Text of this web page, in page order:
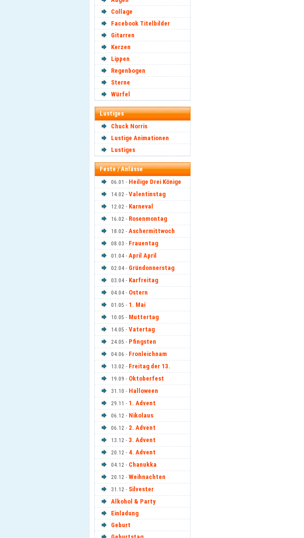
Collage
Facebook Titelbilder
Gitarren
Kerzen
Lippen
Regenbogen
Sterne
Würfel
Lustiges
Chuck Norris
Lustige Animationen
Lustiges
Feste / Anlässe
06.01 - Heilige Drei Könige
14.02 - Valentinstag
12.02 - Karneval
16.02 - Rosenmontag
18.02 - Aschermittwoch
08.03 - Frauentag
01.04 - April April
02.04 - Gründonnerstag
03.04 - Karfreitag
04.04 - Ostern
01.05 - 1. Mai
10.05 - Muttertag
14.05 - Vatertag
24.05 - Pfingsten
04.06 - Fronleichnam
13.02 - Freitag der 13.
19.09 - Oktoberfest
31.10 - Halloween
29.11 - 1. Advent
06.12 - Nikolaus
06.12 - 2. Advent
13.12 - 3. Advent
20.12 - 4. Advent
04.12 - Chanukka
20.12 - Weihnachten
31.12 - Silvester
Alkohol & Party
Einladung
Geburt